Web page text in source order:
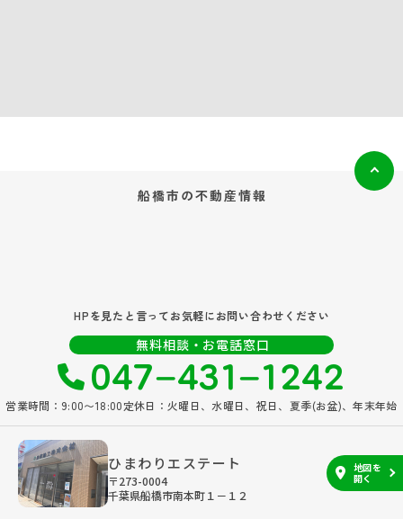
船橋市の不動産情報
HPを見たと言ってお気軽にお問い合わせください
無料相談・お電話窓口
047‐431‐1242
営業時間：9:00〜18:00定休日：火曜日、水曜日、祝日、夏季(お盆)、年末年始
ひまわりエステート
〒273-0004
千葉県船橋市南本町１－１２
地図を
開く